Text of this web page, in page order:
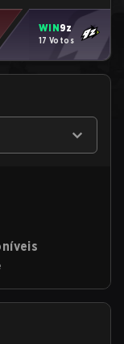
WIN9z
17 Votos